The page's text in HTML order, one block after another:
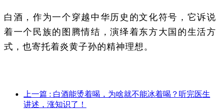
白酒，作为一个穿越中华历史的文化符号，它诉说
着一个民族的图腾情结，演绎着东方大国的生活方
式，也寄托着炎黄子孙的精神理想。
上一篇 : 白酒能烫着喝，为啥就不能冰着喝？听完医生
讲述，涨知识了！